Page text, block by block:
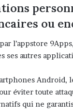
ou
l’appstore
ses autres
Android,
éviter toute
qui ne